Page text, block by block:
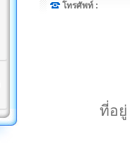
โทรศัพท์ :
ที่อยู่